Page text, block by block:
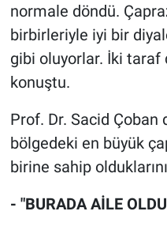
normale döndü.
birbirleriyle iyi bir
gibi oluyorlar. İki taraf
konuştu.
Prof. Dr. Sacid Çoban
bölgedeki en büyük
birine sahip
- "BURADA AİLE